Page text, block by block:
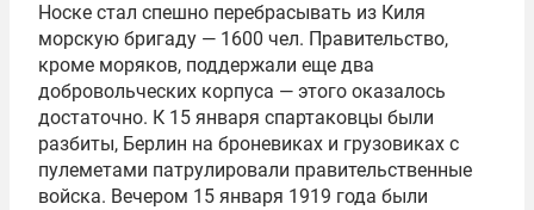
Носке стал спешно перебрасывать из Киля
морскую бригаду — 1600 чел. Правительство,
кроме моряков, поддержали еще два
добровольческих корпуса — этого оказалось
достаточно. К 15 января спартаковцы были
разбиты, Берлин на броневиках и грузовиках с
пулеметами патрулировали правительственные
войска. Вечером 15 января 1919 года были